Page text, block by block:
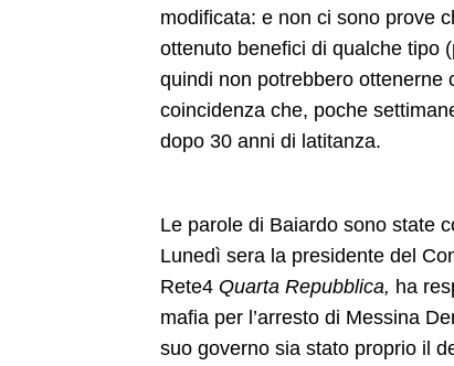
modificata: e non ci sono prove
ottenuto benefici di qualche tipo
quindi non potrebbero ottenerne
coincidenza che, poche
dopo 30 anni di latitanza.
Le parole di Baiardo sono state
Lunedì sera la presidente del
Rete4 Quarta Repubblica, ha
mafia per l’arresto di Messina
suo governo sia stato proprio il